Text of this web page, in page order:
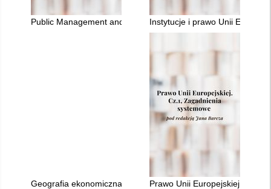
Public Management and Administration : an Introduction
Instytucje i prawo Unii
Geografia ekonomiczna : ujęcie dynamicznePrawo Unii Europejskiej. [1],